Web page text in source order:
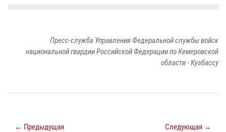
Пресс-служба Управления Федеральной службы войск
национальной гвардии Российской Федерации по Кемеровской
области - Кузбассу
← Предыдущая Следующая →